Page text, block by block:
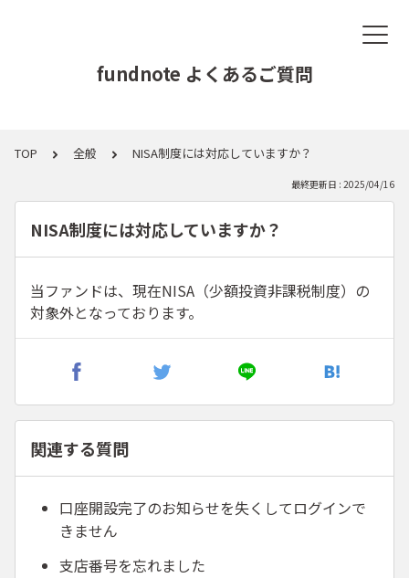
fundnote よくあるご質問
TOP 全般 NISA制度には対応していますか？
最終更新日 : 2025/04/16
NISA制度には対応していますか？
当ファンドは、現在NISA（少額投資非課税制度）の
対象外となっております。
関連する質問
口座開設完了のお知らせを失くしてログインで
きません
支店番号を忘れました